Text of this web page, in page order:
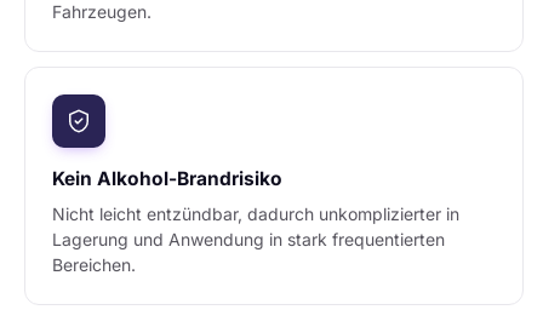
Fahrzeugen.
Kein Alkohol-Brandrisiko
Nicht leicht entzündbar, dadurch unkomplizierter in
Lagerung und Anwendung in stark frequentierten
Bereichen.